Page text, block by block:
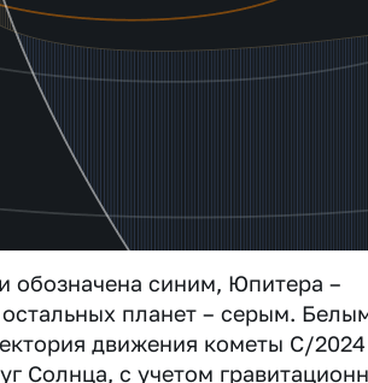
обозначена синим, Юпитера –
планет – серым.
движения кометы C/
Солнца, с учетом